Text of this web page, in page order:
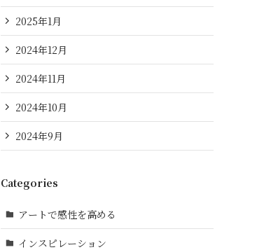
2025年1月
2024年12月
2024年11月
2024年10月
2024年9月
Categories
アートで感性を高める
インスピレーション